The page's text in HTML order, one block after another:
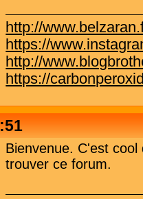
http://
https://
http://
https://
Bienvenue. C'est
trouver ce forum.